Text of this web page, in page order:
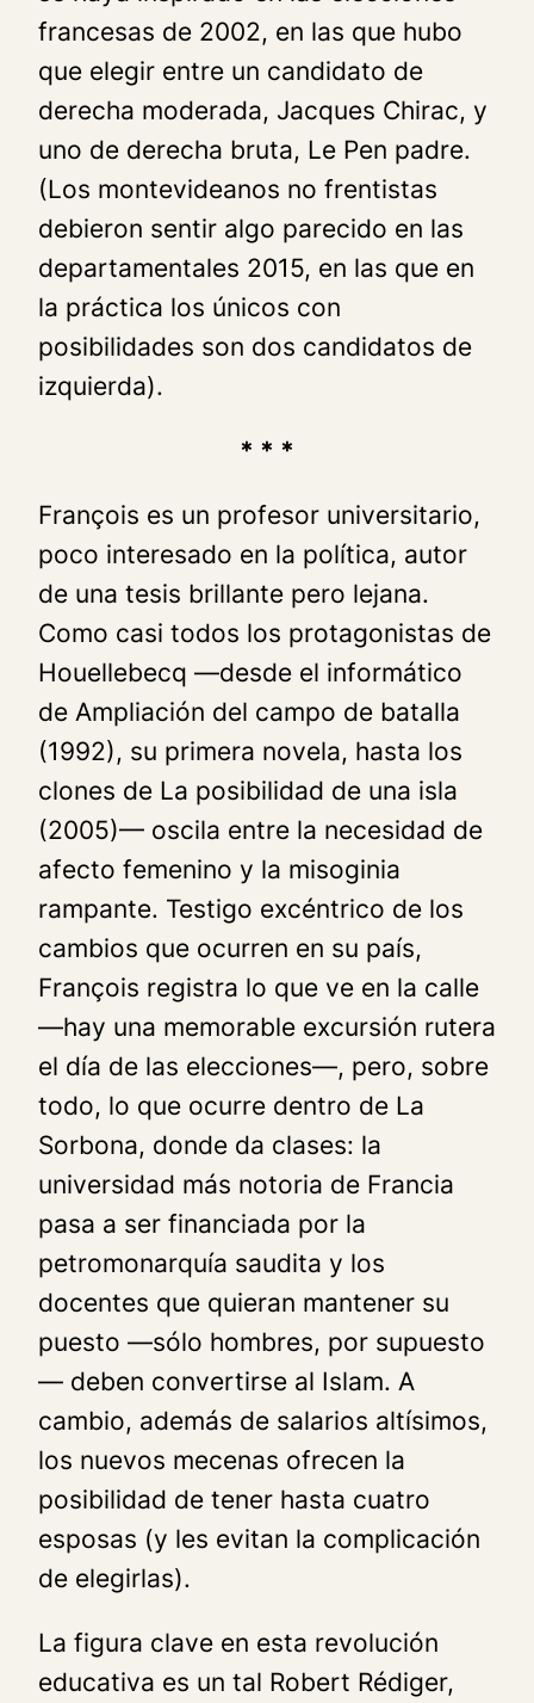
francesas de 2002, en las que hubo
que elegir entre un candidato de
derecha moderada, Jacques Chirac, y
uno de derecha bruta, Le Pen padre.
(Los montevideanos no frentistas
debieron sentir algo parecido en las
departamentales 2015, en las que en
la práctica los únicos con
posibilidades son dos candidatos de
izquierda).
* * *
François es un profesor universitario,
poco interesado en la política, autor
de una tesis brillante pero lejana.
Como casi todos los protagonistas de
Houellebecq —desde el informático
de Ampliación del campo de batalla
(1992), su primera novela, hasta los
clones de La posibilidad de una isla
(2005)— oscila entre la necesidad de
afecto femenino y la misoginia
rampante. Testigo excéntrico de los
cambios que ocurren en su país,
François registra lo que ve en la calle
—hay una memorable excursión rutera
el día de las elecciones—, pero, sobre
todo, lo que ocurre dentro de La
Sorbona, donde da clases: la
universidad más notoria de Francia
pasa a ser financiada por la
petromonarquía saudita y los
docentes que quieran mantener su
puesto —sólo hombres, por supuesto
— deben convertirse al Islam. A
cambio, además de salarios altísimos,
los nuevos mecenas ofrecen la
posibilidad de tener hasta cuatro
esposas (y les evitan la complicación
de elegirlas).
La figura clave en esta revolución
educativa es un tal Robert Rédiger,